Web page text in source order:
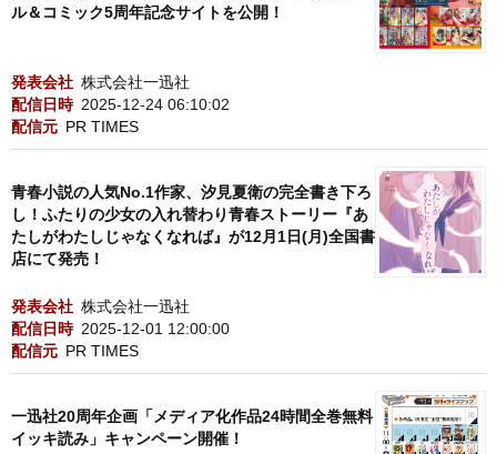
ル＆コミック5周年記念サイトを公開！
発表会社 株式会社一迅社
配信日時 2025-12-24 06:10:02
配信元 PR TIMES
青春小説の人気No.1作家、汐見夏衛の完全書き下ろ
し！ふたりの少女の入れ替わり青春ストーリー『あ
たしがわたしじゃなくなれば』が12月1日(月)全国書
店にて発売！
発表会社 株式会社一迅社
配信日時 2025-12-01 12:00:00
配信元 PR TIMES
一迅社20周年企画「メディア化作品24時間全巻無料
イッキ読み」キャンペーン開催！